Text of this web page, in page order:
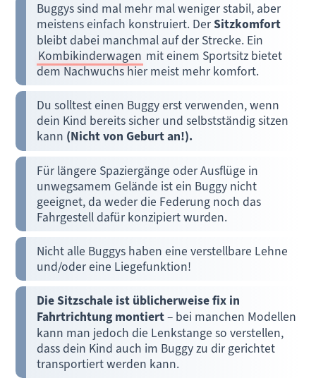
Buggys sind mal mehr mal weniger stabil, aber
meistens einfach konstruiert. DerSitzkomfort
bleibt dabei manchmal auf der Strecke. Ein
Kombikinderwagen mit einem Sportsitz bietet
dem Nachwuchs hier meist mehr komfort.
Du solltest einen Buggy erst verwenden, wenn
dein Kind bereits sicher und selbstständig sitzen
kann (Nicht von Geburt an!).
Für längere Spaziergänge oder Ausflüge in
unwegsamem Gelände ist ein Buggy nicht
geeignet, da weder die Federung noch das
Fahrgestell dafür konzipiert wurden.
Nicht alle Buggys haben eine verstellbare Lehne
und/oder eine Liegefunktion!
Die Sitzschale ist üblicherweise fix in
Fahrtrichtung montiert– bei manchen Modellen
kann man jedoch die Lenkstange so verstellen,
dass dein Kind auch im Buggy zu dir gerichtet
transportiert werden kann.